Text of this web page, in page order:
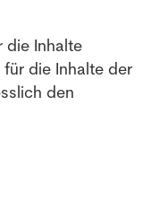
die Inhalte
die Inhalte der
den